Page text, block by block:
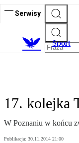
Serwisy
Sport
17. kolejka
W Poznaniu w końcu
Publikacja: 30.11.2014 21:00